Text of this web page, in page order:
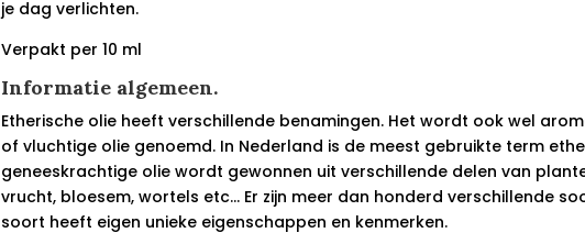
je dag verlichten.
Verpakt per 10 ml
Informatie algemeen.
Etherische olie heeft verschillende benamingen. Het wordt ook wel
of vluchtige olie genoemd. In Nederland is de meest gebruikte term
geneeskrachtige olie wordt gewonnen uit verschillende delen van
vrucht, bloesem, wortels etc… Er zijn meer dan honderd verschillende
soort heeft eigen unieke eigenschappen en kenmerken.